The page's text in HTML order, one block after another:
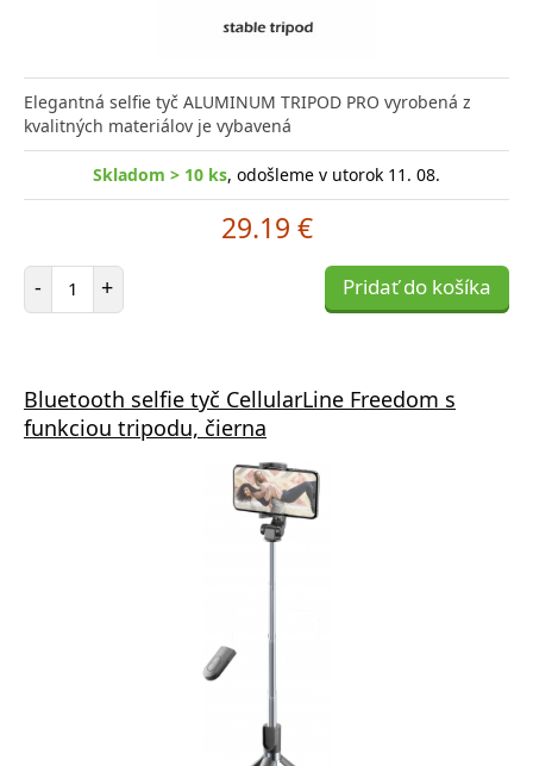
Elegantná selfie tyč ALUMINUM TRIPOD PRO vyrobená z
kvalitných materiálov je vybavená
Skladom > 10 ks, odošleme v utorok 11. 08.
29.19 €
- Počet položiek
+ Pridať do košíka
Bluetooth selfie tyč CellularLine Freedom s
funkciou tripodu, čierna